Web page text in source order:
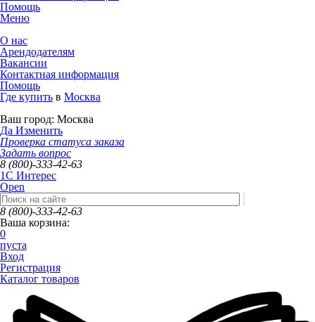
Помощь
Меню
О нас
Арендодателям
Вакансии
Контактная информация
Помощь
Где купить в Москва
Ваш город: Москва
Да Изменить
Проверка статуса заказа
Задать вопрос
8 (800)-333-42-63
1C Интерес
Open
8 (800)-333-42-63
Ваша корзина:
0
пуста
Вход
Регистрация
Каталог товаров